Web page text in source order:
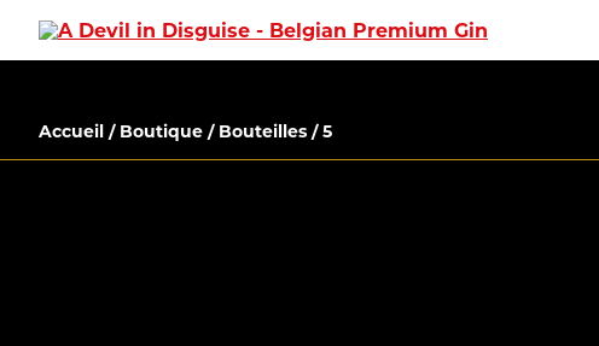
Accueil / Boutique / Bouteilles / 5